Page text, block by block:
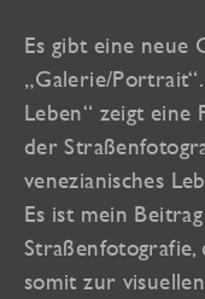
Es gibt eine neue
„Galerie/
Leben“ zeigt eine
der
venezianisches
Es ist mein
Straßenfotografie,
somit zur